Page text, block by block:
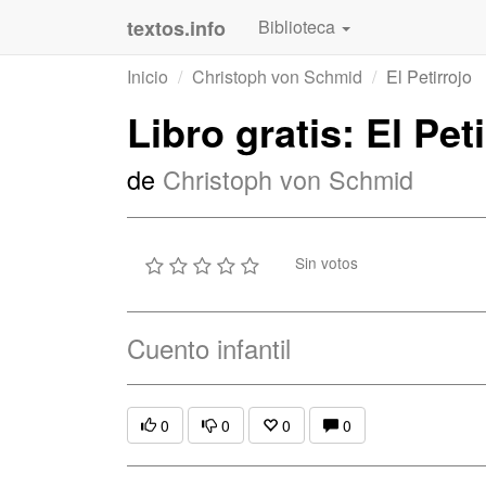
textos.info Biblioteca
Inicio
Christoph von Schmid El Petirrojo
Libro gratis: El
de Christoph von Schmid
Sin votos
Cuento infantil
0 0 0 0